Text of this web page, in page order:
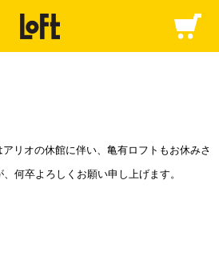
リオの休館に伴い、亀有ロフトもお休みさ
何卒よろしくお願い申し上げます。